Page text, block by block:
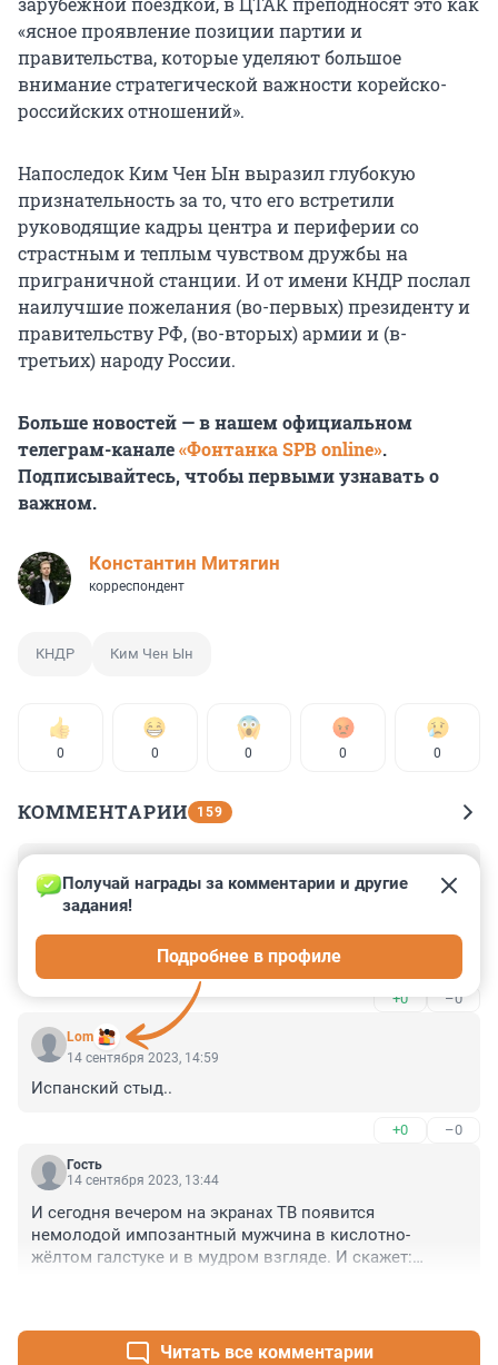
«ясное проявление позиции партии и
правительства, которые уделяют большое
внимание стратегической важности корейско-
российских отношений».
Напоследок Ким Чен Ын выразил глубокую
признательность за то, что его встретили
руководящие кадры центра и периферии со
страстным и теплым чувством дружбы на
приграничной станции. И от имени КНДР послал
наилучшие пожелания (во-первых) президенту и
правительству РФ, (во-вторых) армии и (в-
третьих) народу России.
Больше новостей — в нашем официальном
телеграм-канале«Фонтанка SPB online».
Подписывайтесь, чтобы первыми узнавать о
важном.
Константин Митягин
корреспондент
КНДР Ким Чен Ын
0 0 0 0 0
КОММЕНТАРИИ 159
15 сентября 2023, 23:11
Вообще про северную Корею много легенд подано
под американским соусом. Собственно когда-то так
же отзывались об СССР. Ну не любят америкосы
коммуняк, как не крути. Создают общественное
мнение, выкладывают медиаконтент в сети. Кто был
в Северной Корее, из тех, кто лично там побывал и
никаких правил не нарушал, вполне комфортно там
проводили время. Хочешь окунуться с головой в
атмосферу советского союза времен Андропова,
+0 –0
Lom
Получай награды за комментарии и другие
задания!
Подробнее в профиле
14 сентября 2023, 14:59
Испанский стыд..
+0 –0
Гость
14 сентября 2023, 13:44
И сегодня вечером на экранах ТВ появится
немолодой импозантный мужчина в кислотно-
жёлтом галстуке и в мудром взгляде. И скажет:
Читать все комментарии